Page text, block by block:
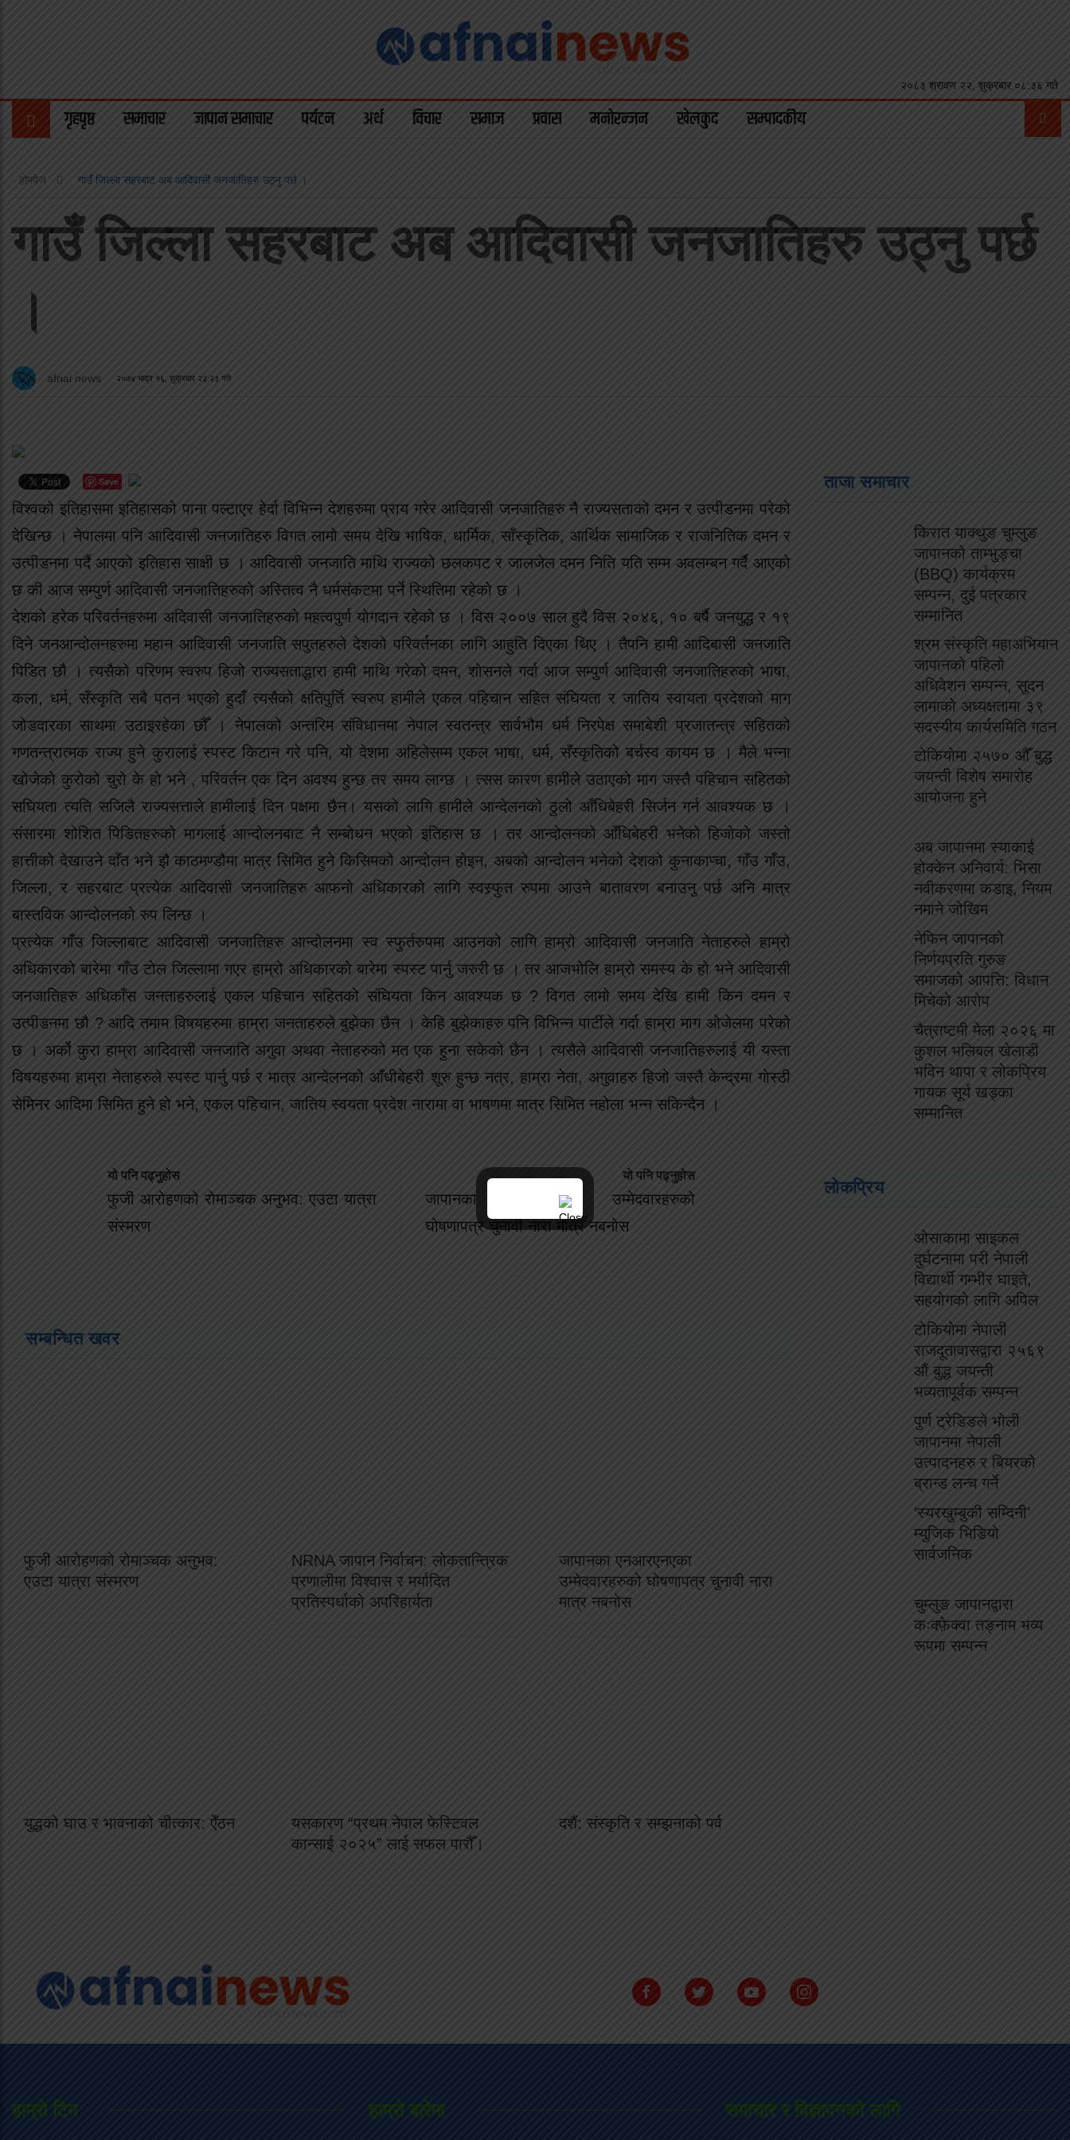
२०८३ श्रावण २२, शुक्रबार ०८:३६ गते
गृहपृष्ठ समाचार जापान समाचार पर्यटन अर्थ विचार समाज प्रवास मनोरन्जन खेलकुद सम्पादकीय
होमपेज गाउँ जिल्ला सहरबाट अब आदिवासी जनजातिहरु उठ्नु पर्छ ।
गाउँ जिल्ला सहरबाट अब आदिवासी जनजातिहरु उठ्नु पर्छ
।
afnai news २०७४ भाद्र १६, शुक्रबार २३:२३ गते
Save
विश्वको इतिहासमा इतिहासको पाना पल्टाएर हेर्दा विभिन्न देशहरुमा प्राय गरेर आदिवासी जनजातिहरु नै राज्यसताको दमन र उत्पीडनमा परेको
देखिन्छ । नेपालमा पनि आदिवासी जनजातिहरु विगत लामो समय देखि भाषिक, धार्मिक, साँस्कृतिक, आर्थिक सामाजिक र राजनितिक दमन र
उत्पीडनमा पर्दै आएको इतिहास साक्षी छ । आदिवासी जनजाति माथि राज्यको छलकपट र जालजेल दमन निति यति सम्म अवलम्बन गर्दै आएको
छ की आज सम्पुर्ण आदिवासी जनजातिहरुको अस्तित्व नै धर्मसंकटमा पर्ने स्थितिमा रहेको छ ।
देशको हरेक परिवर्तनहरुमा अदिवासी जनजातिहरुको महत्वपुर्ण योगदान रहेको छ । विस २००७ साल हुदै विस २०४६, १० बर्षै जनयुद्ध र १९
दिने जनआन्दोलनहरुमा महान आदिवासी जनजाति सपुतहरुले देशको परिवर्तनका लागि आहुति दिएका थिए । तैपनि हामी आदिबासी जनजाति
पिडित छौ । त्यसैको परिणम स्वरुप हिजो राज्यसताद्धारा हामी माथि गरेको दमन, शोसनले गर्दा आज सम्पुर्ण आदिवासी जनजातिहरुको भाषा,
कला, धर्म, सँस्कृति सबै पतन भएको हुदाँ त्यसैको क्षतिपुर्ति स्वरुप हामीले एकल पहिचान सहित संघियता र जातिय स्वायता प्रदेशको माग
जोडदारका साथमा उठाइरहेका छौँ । नेपालको अन्तरिम संविधानमा नेपाल स्वतन्त्र सार्वभौम धर्म निरपेक्ष समाबेशी प्रजातन्त्र सहितको
गणतन्त्रात्मक राज्य हुने कुरालाई स्पस्ट किटान गरे पनि, यो देशमा अहिलेसम्म एकल भाषा, धर्म, सँस्कृतिको बर्चस्व कायम छ । मैले भन्ना
खोजेको कुरोको चुरो के हो भने , परिवर्तन एक दिन अवश्य हुन्छ तर समय लाग्छ । त्सस कारण हामीले उठाएको माग जस्तै पहिचान सहितको
सघियता त्यति सजिलै राज्यसत्ताले हामीलाई दिन पक्षमा छैन। यसको लागि हामीले आन्देलनको ठुलो आँधिबेहरी सिर्जन गर्न आवश्यक छ ।
संसारमा शोशित पिडितहरुको मागलाई आन्दोलनबाट नै सम्बोधन भएको इतिहास छ । तर आन्दोलनको आँधिबेहरी भनेको हिजोको जस्तो
हात्तीको देखाउने दाँत भने झै काठमण्डौमा मात्र सिमित हुने किसिमको आन्दोलन होइन, अबको आन्दोलन भनेको देशको कुनाकाप्चा, गाँउ गाँउ,
जिल्ला, र सहरबाट प्रत्येक आदिवासी जनजातिहरु आफनो अधिकारको लागि स्वस्र्फुत रुपमा आउने बातावरण बनाउनु पर्छ अनि मात्र
बास्तविक आन्दोलनको रुप लिन्छ ।
प्रत्येक गाँउ जिल्लाबाट आदिवासी जनजातिहरु आन्दोलनमा स्व स्फुर्तरुपमा आउनको लागि हाम्रो आदिवासी जनजाति नेताहरुले हाम्रो
अधिकारको बारेमा गाँउ टोल जिल्लामा गएर हाम्रो अधिकारको बारेमा स्पस्ट पार्नु जरुरी छ । तर आजभोलि हाम्रो समस्य के हो भने आदिवासी
जनजातिहरु अधिकाँस जनताहरुलाई एकल पहिचान सहितको संघियता किन आवश्यक छ ? विगत लामो समय देखि हामी किन दमन र
उत्पीडनमा छौ ? आदि तमाम विषयहरुमा हाम्रा जनताहरुले बुझेका छैन । केहि बुझेकाहरु पनि विभिन्न पार्टीले गर्दा हाम्रा माग ओजेलमा परेको
छ । अर्को कुरा हाम्रा आदिवासी जनजाति अगुवा अथवा नेताहरुको मत एक हुना सकेको छैन । त्यसैले आदिवासी जनजातिहरुलाई यी यस्ता
विषयहरुमा हाम्रा नेताहरुले स्पस्ट पार्नु पर्छ र मात्र आन्देलनको आँधीबेहरी शूरु हुन्छ नत्र, हाम्रा नेता, अगुवाहरु हिजो जस्तै केन्द्रमा गोस्ठी
सेमिनर आदिमा सिमित हुने हो भने, एकल पहिचान, जातिय स्वयता प्रदेश नारामा वा भाषणमा मात्र सिमित नहोला भन्न सकिन्दैन ।
यो पनि पढ्नुहोस
फुजी आरोहणको रोमाञ्चक अनुभव: एउटा यात्रा
संस्मरण
यो पनि पढ्नुहोस
जापानका एनआरएनएका उम्मेदवारहरुको
घोषणापत्र चुनावी नारा मात्र नबनोस
सम्बन्धित खवर
फुजी आरोहणको रोमाञ्चक अनुभव:
एउटा यात्रा संस्मरण
NRNA जापान निर्वाचन: लोकतान्त्रिक
प्रणालीमा विश्वास र मर्यादित
प्रतिस्पर्धाको अपरिहार्यता
जापानका एनआरएनएका
उम्मेदवारहरुको घोषणापत्र चुनावी नारा
मात्र नबनोस
युद्धको घाउ र भावनाको चीत्कार: ऐँठन
यसकारण “प्रथम नेपाल फेस्टिवल
कान्साई २०२५” लाई सफल पारौँ।
दशैं: संस्कृति र सम्झनाको पर्व
ताजा समाचार
किरात याक्थुङ चुम्लुङ
जापानको ताम्भुङ्चा
(BBQ) कार्यक्रम
सम्पन्न, दुई पत्रकार
सम्मानित
श्रम संस्कृति महाअभियान
जापानको पहिलो
अधिवेशन सम्पन्न, सुदन
लामाको अध्यक्षतामा ३९
सदस्यीय कार्यसमिति गठन
टोकियोमा २५७० औँ बुद्ध
जयन्ती विशेष समारोह
आयोजना हुने
अब जापानमा स्याकाई
होक्केन अनिवार्य: भिसा
नवीकरणमा कडाइ, नियम
नमाने जोखिम
नेफिन जापानको
निर्णयप्रति गुरुङ
समाजको आपत्ति: विधान
मिचेको आरोप
चैत्राष्टमी मेला २०२६ मा
कुशल भलिबल खेलाडी
भविन थापा र लोकप्रिय
गायक सूर्य खड्का
सम्मानित
लोकप्रिय
ओसाकामा साइकल
दुर्घटनामा परी नेपाली
विद्यार्थी गम्भीर घाइते,
सहयोगको लागि अपिल
टोकियोमा नेपाली
राजदूतावासद्वारा २५६९
औं बुद्ध जयन्ती
भव्यतापूर्वक सम्पन्न
पुर्ण ट्रेडिङले भोली
जापानमा नेपाली
उत्पादनहरु र बियरको
ब्रान्ड लन्च गर्ने
‘स्यरखुम्बुकी सम्दिनी’
म्युजिक भिडियो
सार्वजनिक
चुम्लुङ जापानद्वारा
कःक्फ़ेक्वा तङ्नाम भव्य
रूपमा सम्पन्न
हाम्राे टिम हाम्रो बारेमा समाचार र बिज्ञापनको लागि